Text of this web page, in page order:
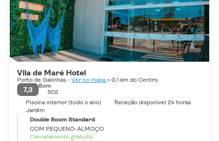
Vila de Maré Hotel
Porto de Galinhas - Ver no mapa > 0,1 km do Centro
7,3
Bom
502
Piscina interior (todo o ano)
Receção disponível 24 horas
Jardim
Double Room Standard
COM PEQUENO-ALMOÇO
Cancelamento gratuito